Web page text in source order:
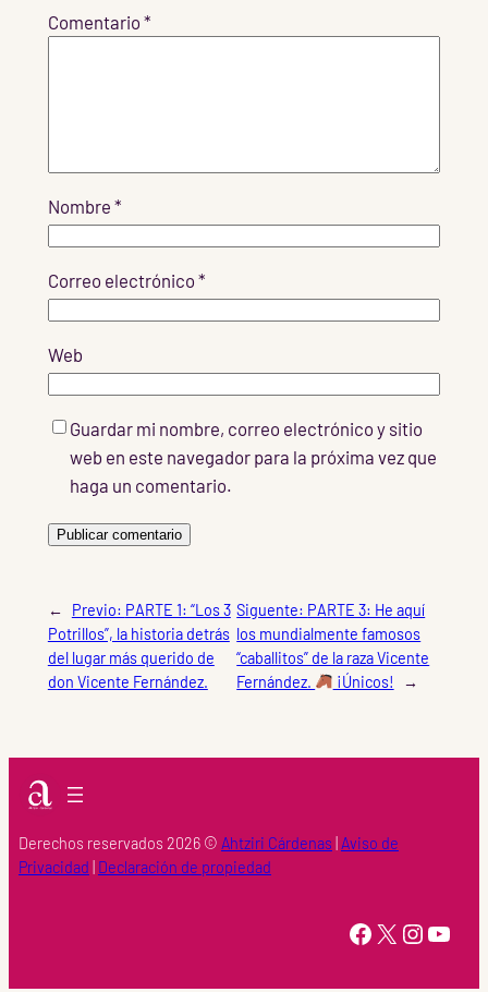
Comentario *
Nombre *
Correo electrónico *
Web
Guardar mi nombre, correo electrónico y sitio
web en este navegador para la próxima vez que
haga un comentario.
← Previo: PARTE 1: “Los 3
Potrillos”, la historia detrás
del lugar más querido de
don Vicente Fernández.
Siguente: PARTE 3: He aquí
los mundialmente famosos
“caballitos” de la raza Vicente
Fernández.
¡Únicos! →
Derechos reservados 2026 © Ahtziri Cárdenas Aviso de
Privacidad Declaración de propiedad
https://www.facebook.com/Ahtziri-Cardenas-147415518616960/ X Instagram YouTube